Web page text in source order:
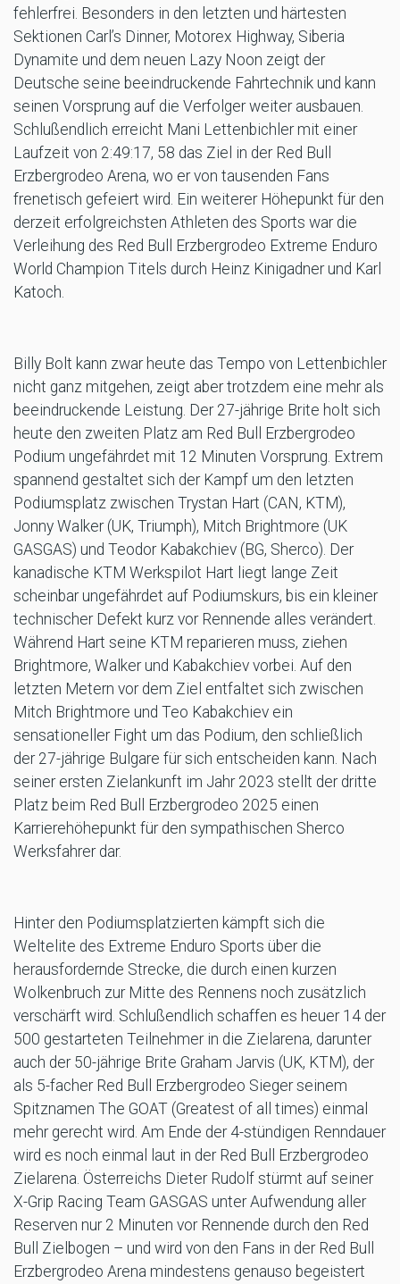
fehlerfrei. Besonders in den letzten und härtesten
Sektionen Carl’s Dinner, Motorex Highway, Siberia
Dynamite und dem neuen Lazy Noon zeigt der
Deutsche seine beeindruckende Fahrtechnik und kann
seinen Vorsprung auf die Verfolger weiter ausbauen.
Schlußendlich erreicht Mani Lettenbichler mit einer
Laufzeit von 2:49:17, 58 das Ziel in der Red Bull
Erzbergrodeo Arena, wo er von tausenden Fans
frenetisch gefeiert wird. Ein weiterer Höhepunkt für den
derzeit erfolgreichsten Athleten des Sports war die
Verleihung des Red Bull Erzbergrodeo Extreme Enduro
World Champion Titels durch Heinz Kinigadner und Karl
Katoch.
Billy Bolt kann zwar heute das Tempo von Lettenbichler
nicht ganz mitgehen, zeigt aber trotzdem eine mehr als
beeindruckende Leistung. Der 27-jährige Brite holt sich
heute den zweiten Platz am Red Bull Erzbergrodeo
Podium ungefährdet mit 12 Minuten Vorsprung. Extrem
spannend gestaltet sich der Kampf um den letzten
Podiumsplatz zwischen Trystan Hart (CAN, KTM),
Jonny Walker (UK, Triumph), Mitch Brightmore (UK
GASGAS) und Teodor Kabakchiev (BG, Sherco). Der
kanadische KTM Werkspilot Hart liegt lange Zeit
scheinbar ungefährdet auf Podiumskurs, bis ein kleiner
technischer Defekt kurz vor Rennende alles verändert.
Während Hart seine KTM reparieren muss, ziehen
Brightmore, Walker und Kabakchiev vorbei. Auf den
letzten Metern vor dem Ziel entfaltet sich zwischen
Mitch Brightmore und Teo Kabakchiev ein
sensationeller Fight um das Podium, den schließlich
der 27-jährige Bulgare für sich entscheiden kann. Nach
seiner ersten Zielankunft im Jahr 2023 stellt der dritte
Platz beim Red Bull Erzbergrodeo 2025 einen
Karrierehöhepunkt für den sympathischen Sherco
Werksfahrer dar.
Hinter den Podiumsplatzierten kämpft sich die
Weltelite des Extreme Enduro Sports über die
herausfordernde Strecke, die durch einen kurzen
Wolkenbruch zur Mitte des Rennens noch zusätzlich
verschärft wird. Schlußendlich schaffen es heuer 14 der
500 gestarteten Teilnehmer in die Zielarena, darunter
auch der 50-jährige Brite Graham Jarvis (UK, KTM), der
als 5-facher Red Bull Erzbergrodeo Sieger seinem
Spitznamen The GOAT (Greatest of all times) einmal
mehr gerecht wird. Am Ende der 4-stündigen Renndauer
wird es noch einmal laut in der Red Bull Erzbergrodeo
Zielarena. Österreichs Dieter Rudolf stürmt auf seiner
X-Grip Racing Team GASGAS unter Aufwendung aller
Reserven nur 2 Minuten vor Rennende durch den Red
Bull Zielbogen – und wird von den Fans in der Red Bull
Erzbergrodeo Arena mindestens genauso begeistert